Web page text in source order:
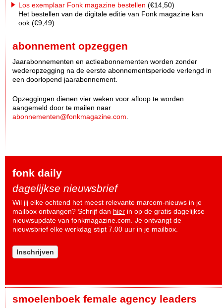
Los exemplaar Fonk magazine bestellen (€14,50)
Het bestellen van de digitale editie van Fonk magazine kan
ook (€9,49)
abonnement opzeggen
Jaarabonnementen en actieabonnementen worden zonder
wederopzegging na de eerste abonnementsperiode verlengd in
een doorlopend jaarabonnement.
Opzeggingen dienen vier weken voor afloop te worden
aangemeld door te mailen naar
abonnementen@fonkmagazine.com
fonk daily
dagelijkse nieuwsbrief
Wil jij elke ochtend het meest relevante marcom-nieuws in je
mailbox ontvangen? Schrijf dan hier in op de gratis dagelijkse
nieuwsupdate van fonkmagazine.com. Je ontvangt de
nieuwsbrief elke werkdag stipt 7.00 uur in je mailbox.
Inschrijven
smoelenboek female agency leaders